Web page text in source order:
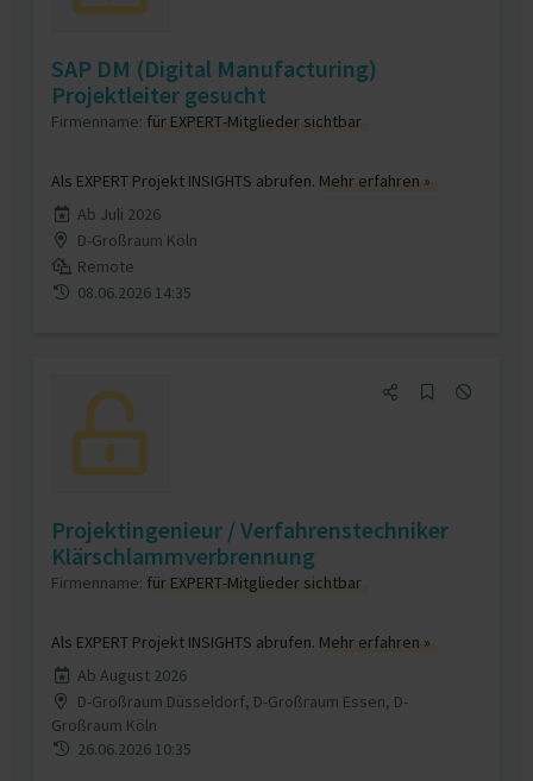
SAP DM (Digital Manufacturing)
Projektleiter gesucht
Firmenname: für EXPERT-Mitglieder sichtbar
Als EXPERT Projekt INSIGHTS abrufen. Mehr erfahren »
Ab Juli 2026
D-Großraum Köln
Remote
08.06.2026 14:35
Projektingenieur / Verfahrenstechniker
Klärschlammverbrennung
Firmenname: für EXPERT-Mitglieder sichtbar
Als EXPERT Projekt INSIGHTS abrufen. Mehr erfahren »
Ab August 2026
D-Großraum Düsseldorf, D-Großraum Essen, D-
Großraum Köln
26.06.2026 10:35